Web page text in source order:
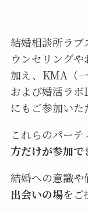
結婚相談所ラブ
ウンセリング
加え、KMA（
および婚活ラ
にもご参加いた
これらのパーテ
方だけが参加で
結婚への意識や
出会いの場をご